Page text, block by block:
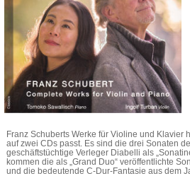
Franz Schuberts Werke für Violine und Klavier
auf zwei CDs passt. Es sind die drei Sonaten
geschäftstüchtige Verleger Diabelli als
kommen die als „Grand Duo“ veröffentlichte
und die bedeutende C-Dur-Fantasie aus dem